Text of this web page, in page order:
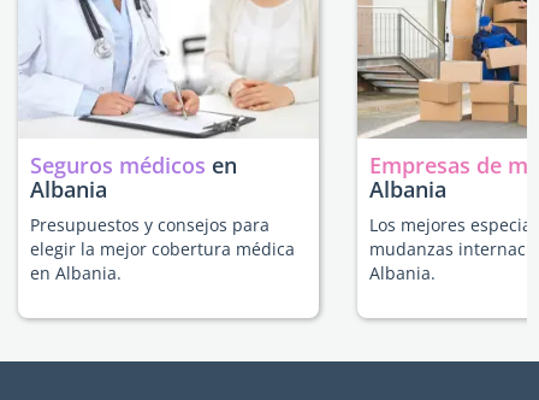
Seguros médicos en
Albania
Presupuestos y consejos para
elegir la mejor cobertura médica
en Albania.
Empresas de
Albania
Los mejores
mudanzas
Albania.